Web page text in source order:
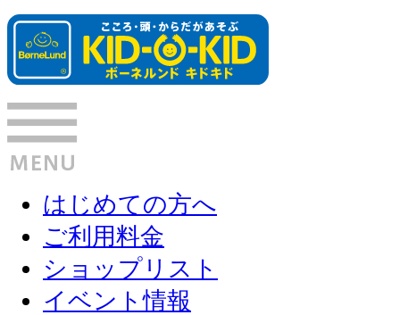
はじめての方へ
ご利用料金
ショップリスト
イベント情報